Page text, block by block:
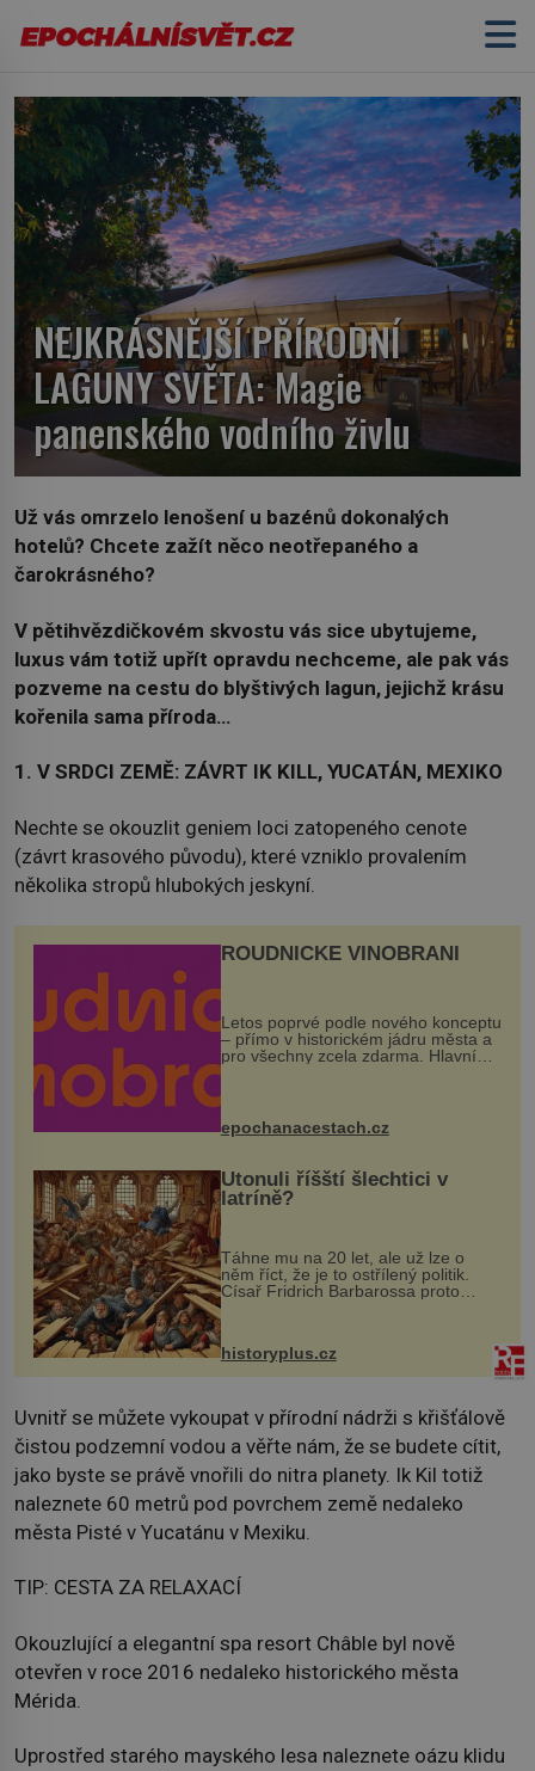
NEJKRÁSNĚJŠÍ PŘÍRODNÍ
LAGUNY SVĚTA: Magie
panenského vodního živlu
Už vás omrzelo lenošení u bazénů dokonalých
hotelů? Chcete zažít něco neotřepaného a
čarokrásného?
V pětihvězdičkovém skvostu vás sice ubytujeme,
luxus vám totiž upřít opravdu nechceme, ale pak vás
pozveme na cestu do blyštivých lagun, jejichž krásu
kořenila sama příroda…
1. V SRDCI ZEMĚ: ZÁVRT IK KILL, YUCATÁN, MEXIKO
Nechte se okouzlit geniem loci zatopeného cenote
(závrt krasového původu), které vzniklo provalením
několika stropů hlubokých jeskyní.
ROUDNICKÉ VINOBRANÍ
Letos poprvé podle nového konceptu
– přímo v historickém jádru města a
pro všechny zcela zdarma. Hlavní
program se odehraje na Karlově a
mohou těšit na víno, burčák, pes...
epochanacestach.cz
Utonuli říšští šlechtici v
latríně?
Táhne mu na 20 let, ale už lze o
něm říct, že je to ostřílený politik.
Císař Fridrich Barbarossa proto
posílá svého syna a dědice Jindřicha
VI. do Erfurtu, aby se stal
prostředníkem při řešení sporu m...
historyplus.cz
Uvnitř se můžete vykoupat v přírodní nádrži s křišťálově
čistou podzemní vodou a věřte nám, že se budete cítit,
jako byste se právě vnořili do nitra planety. Ik Kil totiž
naleznete 60 metrů pod povrchem země nedaleko
města Pisté v Yucatánu v Mexiku.
TIP: CESTA ZA RELAXACÍ
Okouzlující a elegantní spa resort Châble byl nově
otevřen v roce 2016 nedaleko historického města
Mérida.
Uprostřed starého mayského lesa naleznete oázu klidu